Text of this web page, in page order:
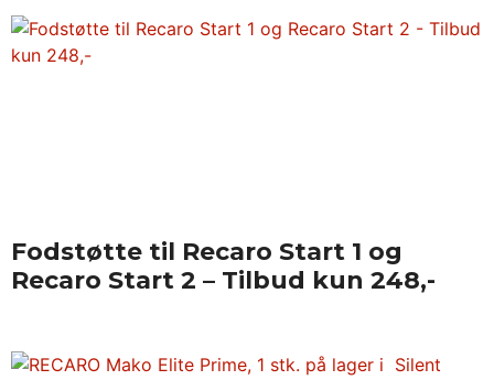
Fodstøtte til Recaro Start 1 og
Recaro Start 2 – Tilbud kun 248,-